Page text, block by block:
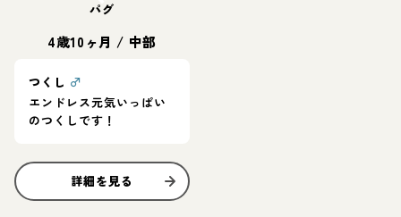
パグ
4歳10ヶ月 / 中部
つくし ♂
エンドレス元気いっぱい
のつくしです！
詳細を見る